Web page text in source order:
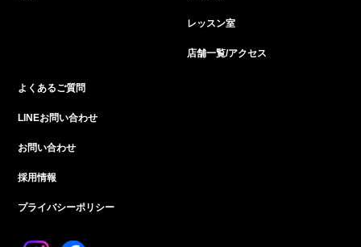
レッスン室
店舗一覧/アクセス
よくあるご質問
LINEお問い合わせ
お問い合わせ
採用情報
プライバシーポリシー